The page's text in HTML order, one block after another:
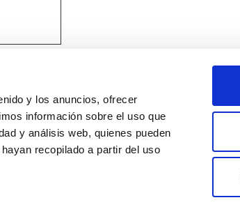
y los anuncios, ofrecer
información sobre el uso que
y análisis web, quienes pueden
recopilado a partir del uso
de privacidad*
Colexio Médicos